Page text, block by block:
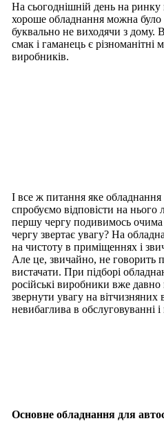
На сьогоднішній день на ринку
хороше обладнання можна було
буквально не виходячи з дому.
смак і гаманець є різноманітні
виробників.
І все ж питання яке обладнання
спробуємо відповісти на нього
першу чергу подивимось очима
чергу звертає увагу? На
на чистоту в приміщеннях і
Але це, звичайно, не говорить
вистачати. При підборі
російські виробники вже
звернути увагу на вітчизняних
невибаглива в обслуговуванні
Основне обладнання для